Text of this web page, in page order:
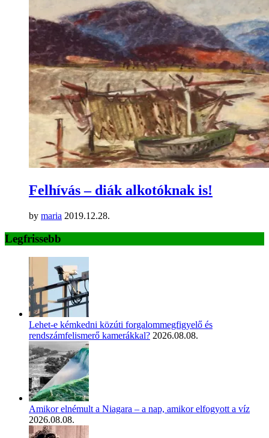
Felhívás – diák alkotóknak is!
by maria 2019.12.28.
Legfrissebb
Lehet-e kémkedni közúti forgalommegfigyelő és
rendszámfelismerő kamerákkal? 2026.08.08.
Amikor elnémult a Niagara – a nap, amikor elfogyott a víz
2026.08.08.